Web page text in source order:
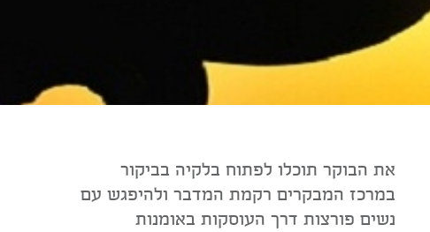
את הבוקר תוכלו לפתוח בלקיה בביקור
במרכז המבקרים רקמת המדבר ולהיפגש עם
נשים פורצות דרך העוסקות באומנות